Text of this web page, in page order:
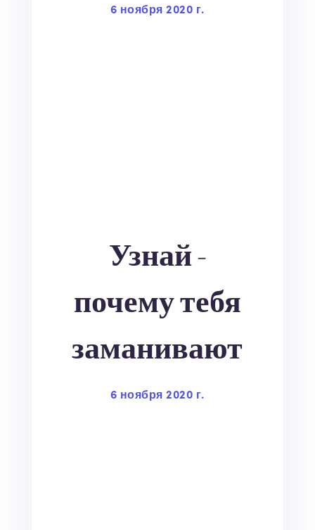
6 ноября 2020 г.
Узнай -
почему тебя
заманивают
6 ноября 2020 г.